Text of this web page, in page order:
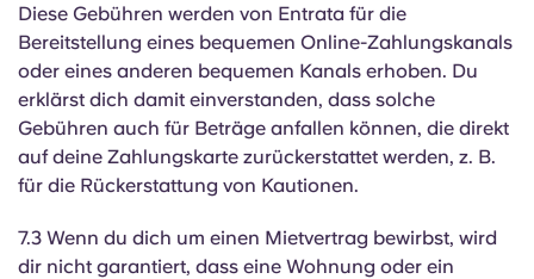
Diese Gebühren werden von Entrata für die
Bereitstellung eines bequemen Online-Zahlungskanals
oder eines anderen bequemen Kanals erhoben. Du
erklärst dich damit einverstanden, dass solche
Gebühren auch für Beträge anfallen können, die direkt
auf deine Zahlungskarte zurückerstattet werden, z. B.
für die Rückerstattung von Kautionen.
7.3 Wenn du dich um einen Mietvertrag bewirbst, wird
dir nicht garantiert, dass eine Wohnung oder ein